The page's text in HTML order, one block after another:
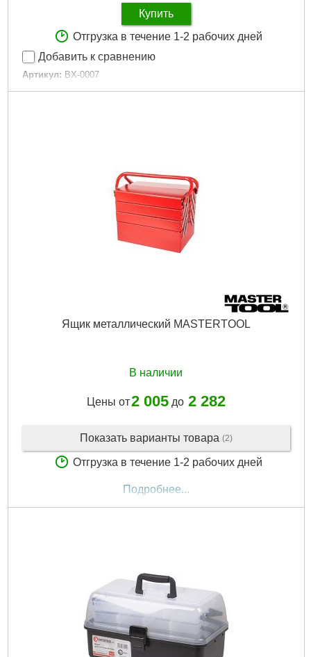
Купить
Отгрузка в течение 1-2 рабочих дней
Добавить к сравнению
Артикул: BX-0007
Код товара: 10.04.14
Подробнее...
Ящик металлический MASTERTOOL
В наличии
Цены от2 005до 2 282
Показать варианты товара (2)
Отгрузка в течение 1-2 рабочих дней
Подробнее...